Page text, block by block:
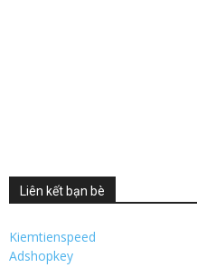
Liên kết bạn bè
Kiemtienspeed
Adshopkey